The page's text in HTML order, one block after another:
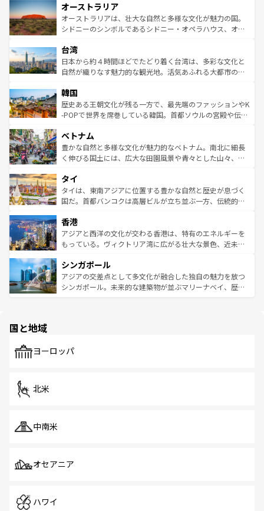
部のニューオーリンズでは、音楽と美食が融合した独特の
文化が魅力。旅行者はアメリカの各地域で異なる魅力を楽
しみながら、その多様性と豊かな歴史を感じることができ
ならではの贅沢な旅のスタイルだ。 なお、新着のアメリカ
情報はコンテンツ一覧を参照してほしい。
ワイ島は見逃せない。また、定番の観光地といえばオアフ
島だが、静かな自然を求めるならマウイ島やカウアイ島が
おすすめ。エメラルドグリーンに輝く海をはじめ、豊かな
れるおもてなしの心で訪れる人々を迎えてくれるハワイの
人々、おいしいローカルフードやハワイアンミュージッ
ク、伝統的なフラダンスなど、すべてがハワイの魅力を彩
ワイを、存分に味わってほしい。 なお、新着のハワイ情報
はコンテンツ一覧を参照してほしい。
オーストラリア
オーストラリアは、壮大な自然と多様な文化が魅力の国。
シドニーのシンボルであるシドニー・オペラハウス、オー
リアリーフや大陸中央部にそびえるウルル（エアーズロッ
ク）、タスマニアの美しい原生林やケアンズの熱帯雨林な
ど、見どころがたくさん。また、カフェやワイン、オージ
いる。アクティビティも充実しており、サーフィンやダイ
ビング、ハイキングなど、アウトドア好きにはたまらな
い。オーストラリアの多彩な魅力を存分に味わいつくそ
参照してほしい。
台湾
日本から約４時間ほどでたどり着く台湾は、多彩な文化と
自然が織りなす魅力的な観光地。活気あふれる大都市の台
ン）、静ひつな山岳地帯である台湾東部など、都市の喧騒
と山間の静けさが共存しており、訪れる人に新しい発見と
驚きをもたらしてくれる。また、奥深い台湾の食文化も魅
容にもいいと評判のスイーツなど、バラエティ豊かな料理
が味わえる。 なお、新着の台湾情報は コンテンツ一覧を参
照してほしい。
韓国
歴史ある王朝文化が残る一方で、最先端のファッションやK
-POPで世界を席巻している韓国。首都ソウルの宮殿や伝統
き、地方に足を延ばせば四季折々の自然美を楽しむことが
できる。そして、キムチや焼肉、絶品のストリートフード
まで、さまざまな韓国料理が待っている。夜には、韓国な
リティに包まれながら、韓国の多彩な魅力を心ゆくまで味
わってみてほしい。 なお、新着の韓国情報はコンテンツ一
覧を参照してほしい。
ベトナム
豊かな自然と多様な文化が魅力的なベトナム。南北に細長
く伸びる国土には、広大な田園風景や青々とした山々、世
急速な発展と共に伝統が息づく。ハノイの古い町並みやホ
ーチミン市のフランス統治時代の建物も、独特の雰囲気を
醸し出している。また、バラエティの豊かさとおいしさで
とつ。フォーやバインミー、ベトナムコーヒーなどは、ぜ
ひ現地で味わいたい。どの地域を訪れてもあたたかい人々
が旅行者を迎えてくれるので、きっと忘れられない旅にな
参照してほしい。
タイ
タイは、東南アジアに位置する豊かな自然と歴史が息づく
国だ。首都バンコクは高層ビルが立ち並ぶ一方、伝統的な
の活気が交差している。北部ではチェンマイなどの山岳地
帯で自然と触れ合い、南部ではプーケットやクラビの美し
いビーチでリゾート気分を楽しむことができる。タイ料理
激する。気候は一年中温暖で、どの季節にも異なる楽しみ
が待っている。親しみやすいタイの人々、仏教を中心とし
た文化、そして多様な観光資源が、訪れる旅人を魅了し続
香港
アジアと西洋の文化が交わる香港は、特有のエネルギーを
もっている。ヴィクトリア湾に広がる壮大な景色、近未来
み、どこを訪れても感動するはず。観光スポットが密集し
ており、効率よく見どころを回れるのも魅力。息をのむよ
うな絶景から文化的な体験まで、香港を存分に楽しみ尽く
シンガポール
アジアの交差点として多文化が融合した独自の魅力を放つ
シンガポール。未来的な建築物が並ぶマリーナベイ、歴史
で、ホーカーズは地元の風情を楽しめる外せないスポット
国と地域
ヨーロッパ
北米
中南米
オセアニア
ハワイ